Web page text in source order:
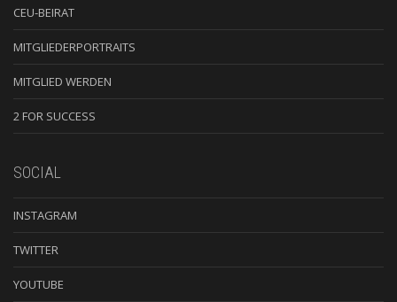
CEU-BEIRAT
MITGLIEDERPORTRAITS
MITGLIED WERDEN
2 FOR SUCCESS
SOCIAL
INSTAGRAM
TWITTER
YOUTUBE